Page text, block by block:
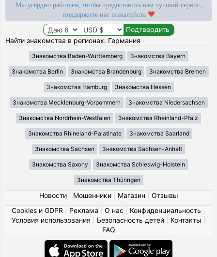
Мы усердно работаем, чтобы предоставить вам лучший сервис,
поддержите нас пожалуйста
Найти знакомства в регионах: Германия
Знакомства Baden-Württemberg Знакомства Bayern
Знакомства Berlin Знакомства Brandenburg Знакомства Bremen
Знакомства Hamburg Знакомства Hessen
Знакомства Mecklenburg-Vorpommern Знакомства Niedersachsen
Знакомства Nordrhein-Westfalen Знакомства Rheinland-Pfalz
Знакомства Rhineland-Palatinate Знакомства Saarland
Знакомства Sachsen Знакомства Sachsen-Anhalt
Знакомства Saxony Знакомства Schleswig-Holstein
Знакомства Thüringen
Новости| Мошенники| Магазин
Отзывы
Cookies и GDPR
Реклама О нас Конфиденциальность
Условия использования
Безопасность детей| Контакты
FAQ